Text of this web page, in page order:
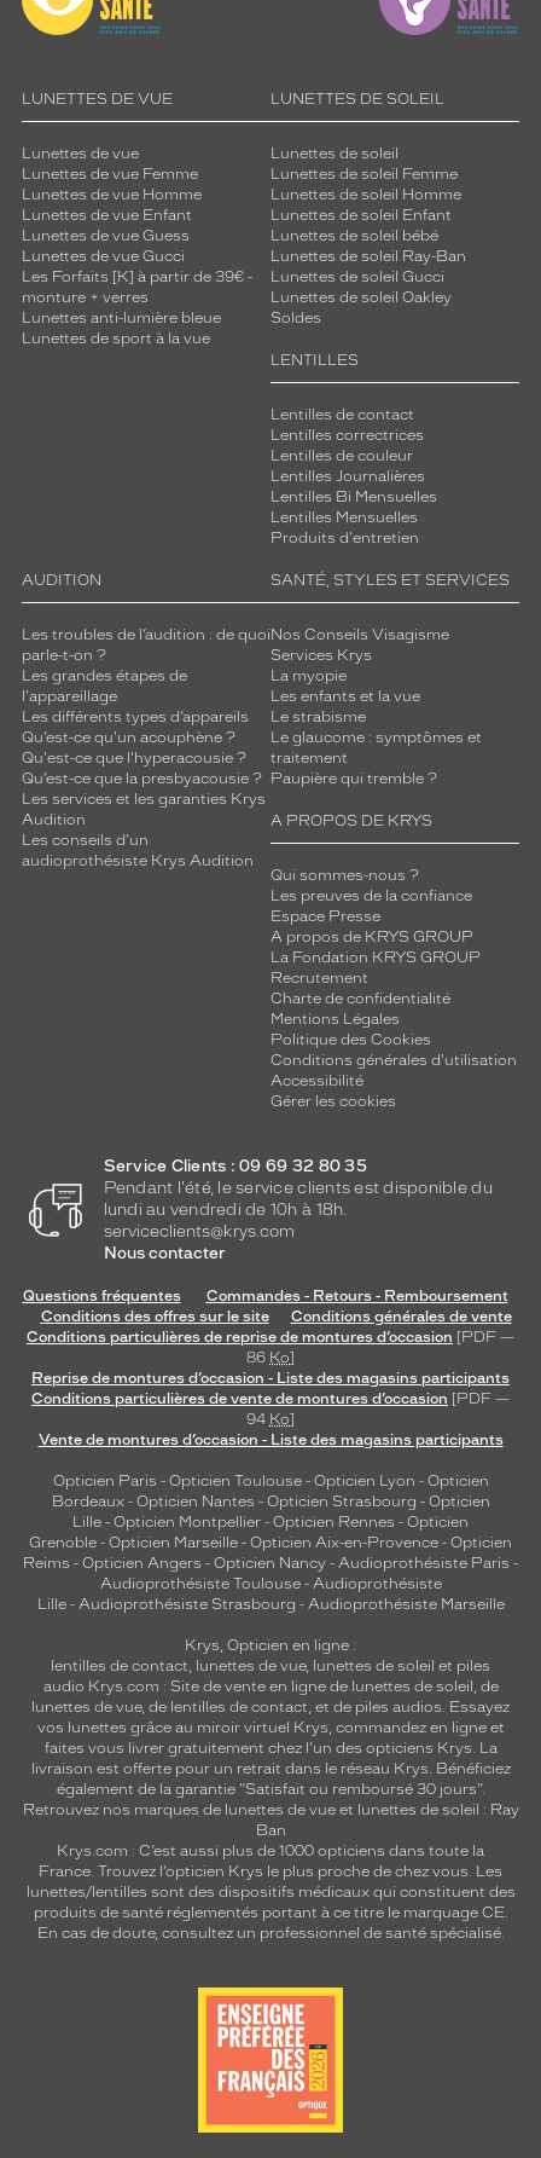
LUNETTES DE VUE
Lunettes de vue
Lunettes de vue Femme
Lunettes de vue Homme
Lunettes de vue Enfant
Lunettes de vue Guess
Lunettes de vue Gucci
Les Forfaits [K] à partir de 39€ -
monture + verres
Lunettes anti-lumière bleue
Lunettes de sport à la vue
LUNETTES DE SOLEIL
Lunettes de soleil
Lunettes de soleil Femme
Lunettes de soleil Homme
Lunettes de soleil Enfant
Lunettes de soleil bébé
Lunettes de soleil Ray-Ban
Lunettes de soleil Gucci
Lunettes de soleil Oakley
Soldes
LENTILLES
Lentilles de contact
Lentilles correctrices
Lentilles de couleur
Lentilles Journalières
Lentilles Bi Mensuelles
Lentilles Mensuelles
Produits d'entretien
AUDITION
Les troubles de l’audition : de quoi
parle-t-on ?
Les grandes étapes de
l'appareillage
Les différents types d’appareils
Qu’est-ce qu'un acouphène ?
Qu'est-ce que l'hyperacousie ?
Qu’est-ce que la presbyacousie ?
Les services et les garanties Krys
Audition
Les conseils d'un
audioprothésiste Krys Audition
SANTÉ, STYLES ET SERVICES
Nos Conseils Visagisme
Services Krys
La myopie
Les enfants et la vue
Le strabisme
Le glaucome : symptômes et
traitement
Paupière qui tremble ?
A PROPOS DE KRYS
Qui sommes-nous ?
Les preuves de la confiance
Espace Presse
A propos de KRYS GROUP
La Fondation KRYS GROUP
Recrutement
Charte de confidentialité
Mentions Légales
Politique des Cookies
Conditions générales d'utilisation
Accessibilité
Gérer les cookies
Service Clients : 09 69 32 80 35
Pendant l'été, le service clients est disponible du
lundi au vendredi de 10h à 18h.
serviceclients@krys.com
Nous contacter
Questions fréquentes
Commandes - Retours - Remboursement
Conditions des offres sur le site
Conditions générales de vente
Conditions particulières de reprise de montures d’occasion [PDF —
86 Ko]
Reprise de montures d’occasion - Liste des magasins participants
Conditions particulières de vente de montures d’occasion [PDF —
94 Ko]
Vente de montures d’occasion - Liste des magasins participants
Opticien Paris - Opticien Toulouse- Opticien Lyon - Opticien
Bordeaux- Opticien Nantes - Opticien Strasbourg - Opticien
Lille - Opticien Montpellier - Opticien Rennes - Opticien
Grenoble - Opticien Marseille - Opticien Aix-en-Provence - Opticien
Reims - Opticien Angers - Opticien Nancy - Audioprothésiste Paris -
Audioprothésiste Toulouse- Audioprothésiste
Lille- Audioprothésiste Strasbourg - Audioprothésiste Marseille
Krys, Opticien en ligne :
lentilles de contact, lunettes de vue, lunettes de soleil et piles
audio Krys.com : Site de vente en ligne de lunettes de soleil, de
lunettes de vue, de lentilles de contact, et de piles audios. Essayez
vos lunettes grâce au miroir virtuel Krys, commandez en ligne et
faites vous livrer gratuitement chez l'un des opticiens Krys. La
livraison est offerte pour un retrait dans le réseau Krys. Bénéficiez
également de la garantie "Satisfait ou remboursé 30 jours".
Retrouvez nos marques de lunettes de vue et lunettes de soleil : Ray
Ban
Krys.com : C’est aussi plus de 1000 opticiens dans toute la
France. Trouvez l’opticien Krys le plus proche de chez vous. Les
lunettes/lentilles sont des dispositifs médicaux qui constituent des
produits de santé réglementés portant à ce titre le marquage CE.
En cas de doute, consultez un professionnel de santé spécialisé.